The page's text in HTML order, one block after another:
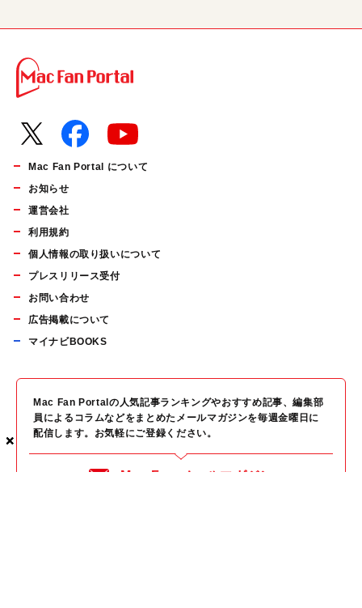
×
×
×
Mac Fan Portal について
お知らせ
運営会社
利用規約
個人情報の取り扱いについて
プレスリリース受付
お問い合わせ
広告掲載について
マイナビBOOKS
Mac Fan Portalの人気記事ランキングやおすすめ記事、編集部
員によるコラムなどをまとめたメールマガジンを毎週金曜日に
配信します。お気軽にご登録ください。
Mac Fan メールマガジン